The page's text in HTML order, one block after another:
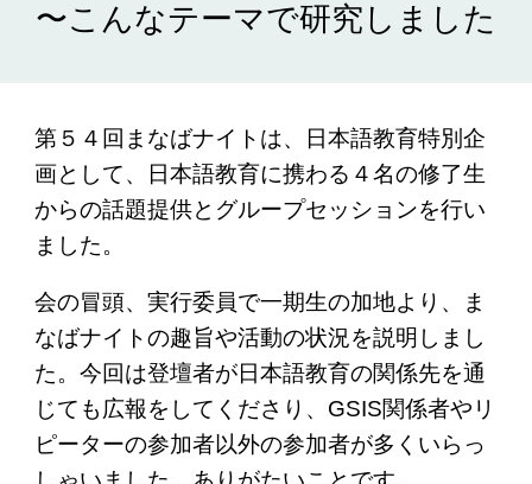
〜こんなテーマで研究しました
第５４回まなばナイトは、日本語教育特別企
画として、日本語教育に携わる４名の修了生
からの話題提供とグループセッションを行い
ました。
会の冒頭、実行委員で一期生の加地より、ま
なばナイトの趣旨や活動の状況を説明しまし
た。今回は登壇者が日本語教育の関係先を通
じても広報をしてくださり、GSIS関係者やリ
ピーターの参加者以外の参加者が多くいらっ